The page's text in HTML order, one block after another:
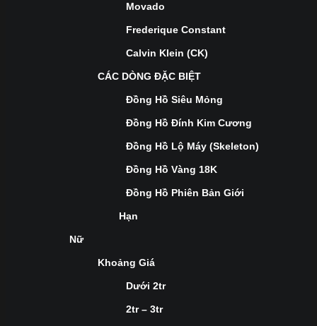
Movado
Frederique Constant
Calvin Klein (CK)
CÁC DÒNG ĐẶC BIỆT
Đồng Hồ Siêu Mỏng
Đồng Hồ Đính Kim Cương
Đồng Hồ Lộ Máy (Skeleton)
Đồng Hồ Vàng 18K
Đồng Hồ Phiên Bản Giới
Hạn
Nữ
Khoảng Giá
Dưới 2tr
2tr – 3tr